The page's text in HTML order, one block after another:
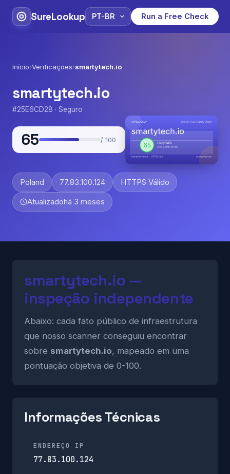
SureLookup Run a Free Check
Início›Verificações›smartytech.io
smartytech.io
#25E6CD28 · Seguro
65 / 100
Poland 77.83.100.124 HTTPS Válido
Atualizadohá 3 meses
smartytech.io —
inspeção independente
Abaixo: cada fato público de infraestrutura
que nosso scanner conseguiu encontrar
sobre smartytech.io, mapeado em uma
pontuação objetiva de 0-100.
Informações Técnicas
ENDEREÇO IP
77.83.100.124